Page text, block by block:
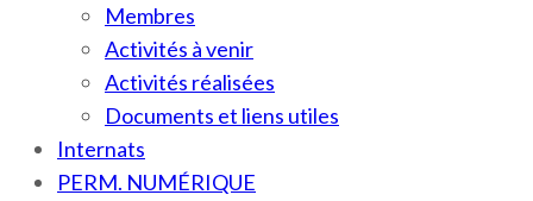
Membres
Activités à venir
Activités réalisées
Documents et liens utiles
Internats
PERM. NUMÉRIQUE